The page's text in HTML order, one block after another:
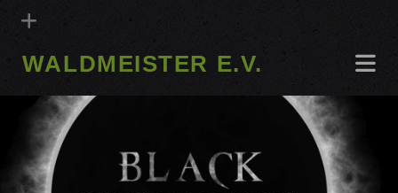
WALDMEISTER E.V.